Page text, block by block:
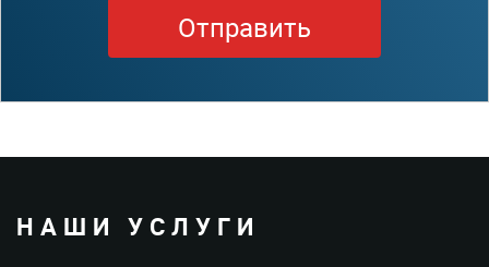
НАШИ УСЛУГИ